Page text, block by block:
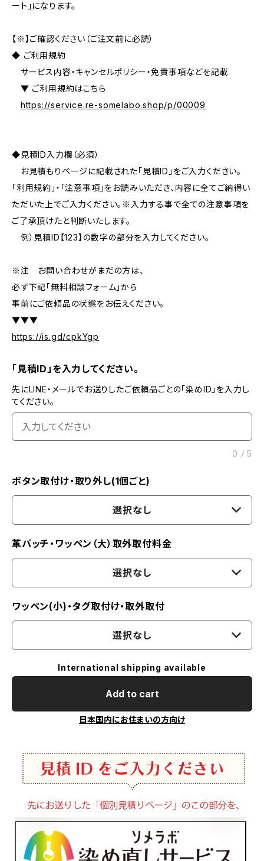
ート」になります。
【※】ご確認ください（ご注文前に必読）
◆ ご利用規約
サービス内容・キャンセルポリシー・免責事項などを記載
▼ ご利用規約はこちら
https://service.re-somelabo.shop/p/00009
◆見積ID入力欄（必須）
お見積もりページに記載された「見積ID」をご入力ください。
「利用規約」・「注意事項」をお読みいただき、内容に全てご納得い
ただいた上でご入力ください。※入力する事で全ての注意事項を
ご了承頂けたと判断いたします。
例）見積ID【123】の数字の部分を入力してください。
※注 お問い合わせがまだの方は、
必ず下記「無料相談フォーム」から
事前にご依頼品の状態をお伝えください。
▼▼▼
https://is.gd/cpkYgp
「見積ID」を入力してください。
先にLINE・メールでお送りしたご依頼品ごとの「染めID」を入力し
てください。
0 /5
ボタン取付け・取り外し(1個ごと)
選択なし
革パッチ・ワッペン（大）取外取付料金
選択なし
ワッペン(小)・タグ取付け・取外取付
選択なし
International shipping available
Add to cart
日本国内にお住まいの方向け